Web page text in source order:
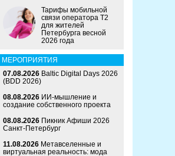
Тарифы мобильной
связи оператора Т2
для жителей
Петербурга весной
2026 года
МЕРОПРИЯТИЯ
07.08.2026 Baltic Digital Days 2026
(BDD 2026)
08.08.2026 ИИ-мышление и
создание собственного проекта
08.08.2026 Пикник Афиши 2026
Санкт-Петербург
11.08.2026 Метавселенные и
виртуальная реальность: мода